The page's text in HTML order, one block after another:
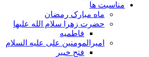
مناسبت ها
ماه مبارک رمضان
حضرت زهرا سلام الله علیها
فاطمیه
امیرالمومنین علی علیه السلام
فتح خیبر